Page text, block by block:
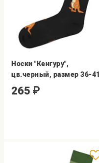
Носки "Кенгуру",
цв.черный, размер 36-41
265 ₽